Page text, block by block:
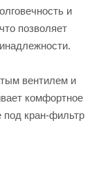
и
позволяет
вентилем и
комфортное
под кран-фильтр